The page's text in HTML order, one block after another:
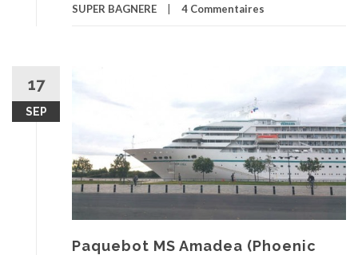
SUPER BAGNERE 4 Commentaires
17
SEP
Paquebot MS Amadea (Phoenic